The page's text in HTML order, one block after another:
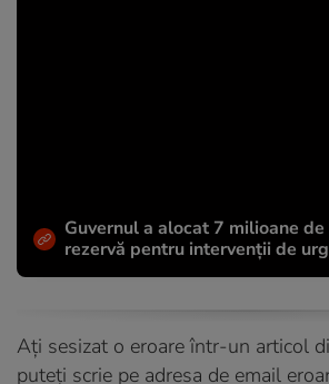
Guvernul a alocat 7 milioane
rezervă pentru intervenții de
Ați sesizat o eroare într-un articol
puteți scrie pe adresa de email